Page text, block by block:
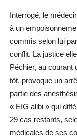
Interrogé, le
à un
commis selon lui
conflit. La justice
Péchier, au courant
tôt, provoque un
partie des
« EIG alibi » qui
29 cas restants,
médicales de ses